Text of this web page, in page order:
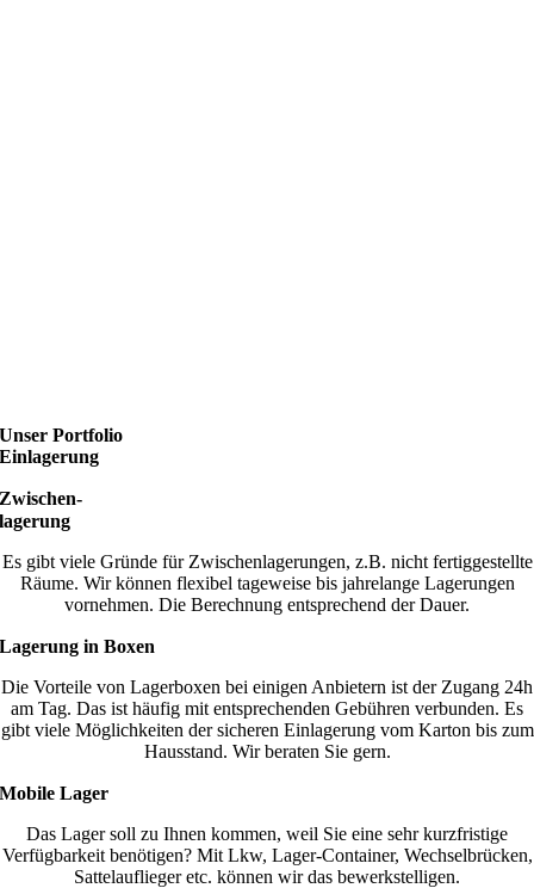
Unser Portfolio
Einlagerung
Zwischen-
lagerung
Es gibt viele Gründe für Zwischenlagerungen, z.B. nicht fertiggestellte
Räume. Wir können flexibel tageweise bis jahrelange Lagerungen
vornehmen. Die Berechnung entsprechend der Dauer.
Lagerung in Boxen
Die Vorteile von Lagerboxen bei einigen Anbietern ist der Zugang 24h
am Tag. Das ist häufig mit entsprechenden Gebühren verbunden. Es
gibt viele Möglichkeiten der sicheren Einlagerung vom Karton bis zum
Hausstand. Wir beraten Sie gern.
Mobile Lager
Das Lager soll zu Ihnen kommen, weil Sie eine sehr kurzfristige
Verfügbarkeit benötigen? Mit Lkw, Lager-Container, Wechselbrücken,
Sattelauflieger etc. können wir das bewerkstelligen.